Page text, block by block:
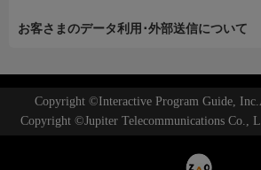
お客さまのデータ利用･外部送信について
Copyright ©Interactive Program Guide,
Copyright ©Jupiter Telecommunications Co.,